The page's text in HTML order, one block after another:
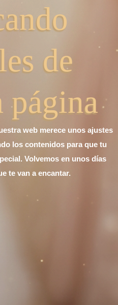
de
página
web merece unos ajustes
los contenidos para que tu
Volvemos en unos días
te van a encantar.